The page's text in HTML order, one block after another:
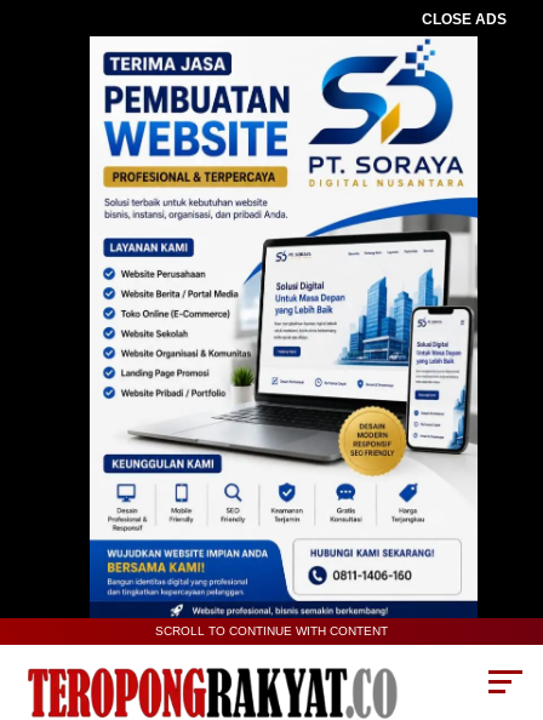
CLOSE ADS
SCROLL TO CONTINUE WITH CONTENT